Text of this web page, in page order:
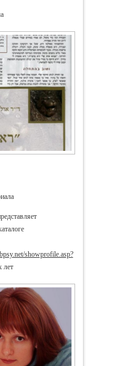
showprofile.asp?
лет